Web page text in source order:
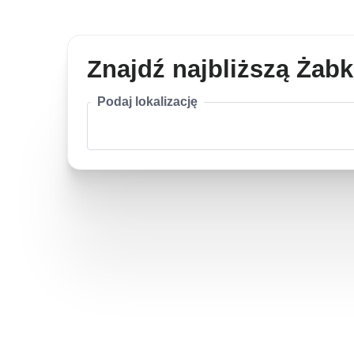
Znajdź najbliższą
Podaj lokalizację